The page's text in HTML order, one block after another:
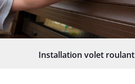
Installation volet roulant